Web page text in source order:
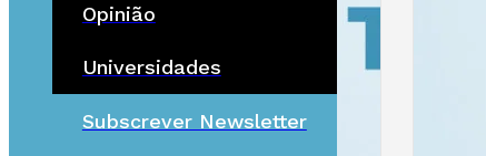
Opinião
Universidades
Subscrever Newsletter